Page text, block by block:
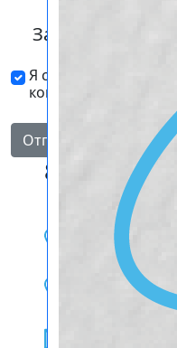
Загрузить
Я согласен с
конфиденциальности
Отправить
8 филиалов
+7 (846)
+7 (902)